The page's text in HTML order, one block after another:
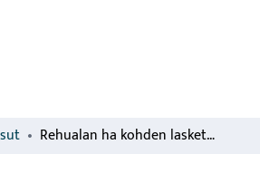
Rehualan ha kohden lasketun markkinattoman rehun jalostusarvon käytöstä nautakarjatalouden kannattavuuden ilmaisijana